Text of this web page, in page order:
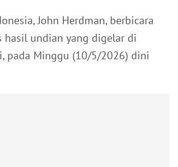
John Herdman, berbicara
hasil undian yang digelar di
pada Minggu (10/5/2026) dini